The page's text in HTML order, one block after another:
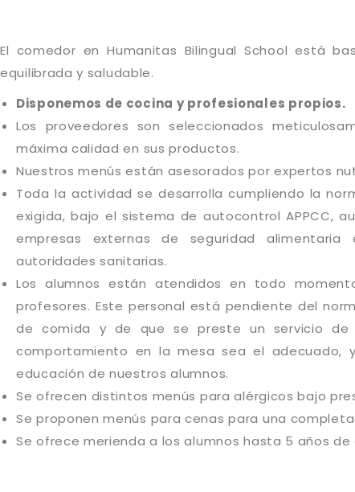
El comedor en Humanitas Bilingual School está
equilibrada y saludable.
Disponemos de cocina y profesionales propios.
Los proveedores son seleccionados
máxima calidad en sus productos.
Nuestros menús están asesorados por expertos
Toda la actividad se desarrolla cumpliendo la
exigida, bajo el sistema de autocontrol APPCC,
empresas externas de seguridad
autoridades sanitarias.
Los alumnos están atendidos en todo
profesores. Este personal está pendiente del
de comida y de que se preste un servicio de
comportamiento en la mesa sea el adecuado,
educación de nuestros alumnos.
Se ofrecen distintos menús para alérgicos bajo
Se proponen menús para cenas para una
Se ofrece merienda a los alumnos hasta 5 años de